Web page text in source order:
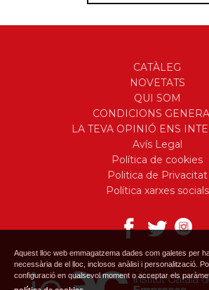
CATÀLEG
NOVETATS
QUI SOM
CONDICIONS
LA TEVA OPINIÓ ENS
Avís Legal
Política de cookies
Politica de Privacitat
Política xarxes socials
Aquest lloc web emmagatzema dades com galetes per
necessària de el lloc, inclosos anàlisi i personalització.
configuració en qualsevol moment o acceptar els